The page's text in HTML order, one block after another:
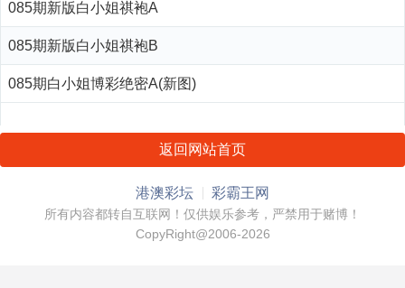
085期新版白小姐祺袍A
085期新版白小姐祺袍B
085期白小姐博彩绝密A(新图)
返回网站首页
港澳彩坛 彩霸王网
所有内容都转自互联网！仅供娱乐参考，严禁用于赌博！
CopyRight@2006-2026